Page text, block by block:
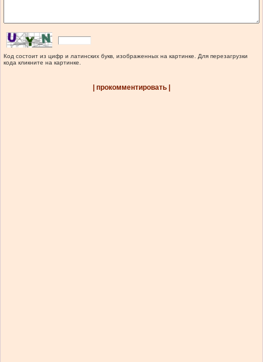
Код состоит из цифр и латинских букв, изображенных на картинке. Для перезагрузки
кода кликните на картинке.
| прокомментировать |